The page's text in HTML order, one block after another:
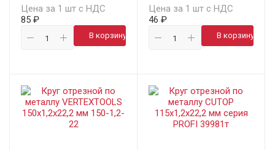
Цена за 1 шт с НДС
85 ₽
В корзину
Цена за 1 шт с НДС
46 ₽
В корзину